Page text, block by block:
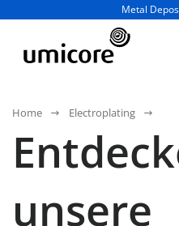
Metal
Home Electroplating
unsere